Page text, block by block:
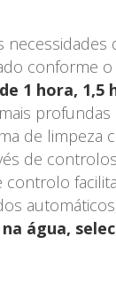
conforme
1 hora, 1,5
profundas
de limpeza
de
controlo
água,